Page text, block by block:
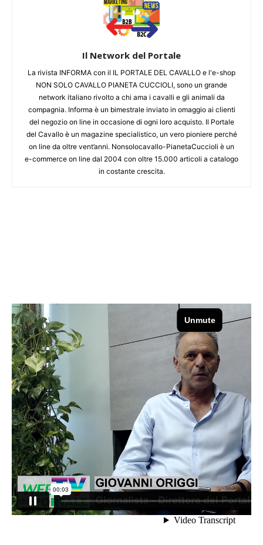
Il Network del Portale
La rivista INFORMA con il IL PORTALE DEL CAVALLO e l'e-shop
NON SOLO CAVALLO PIANETA CUCCIOLI, sono un grande
network italiano rivolto a chi ama i cavalli e gli animali da
compagnia. Informa è un bimestrale inviato in omaggio ai clienti
del negozio on line in occasione di ogni loro acquisto. Il Portale
del Cavallo è un magazine specialistico, un vero pioniere perché
on line da oltre vent’anni. Nonsolocavallo-PianetaCuccioli è un
e-commerce on line dal 2004 con oltre 15.000 articoli a catalogo
in costante crescita.